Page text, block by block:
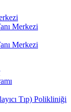
Merkezi
Merkezi
Tıp) Polikliniği